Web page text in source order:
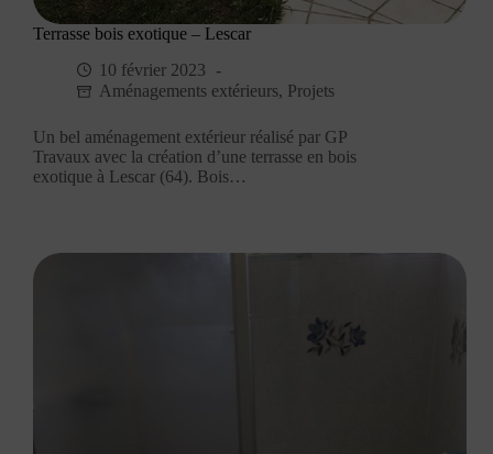
Terrasse bois exotique – Lescar
10 février 2023
Aménagements extérieurs, Projets
Un bel aménagement extérieur réalisé par GP
Travaux avec la création d’une terrasse en bois
exotique à Lescar (64). Bois…